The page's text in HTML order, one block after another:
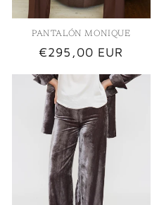
PANTALÓN MONIQUE
Precio
€295,00 EUR